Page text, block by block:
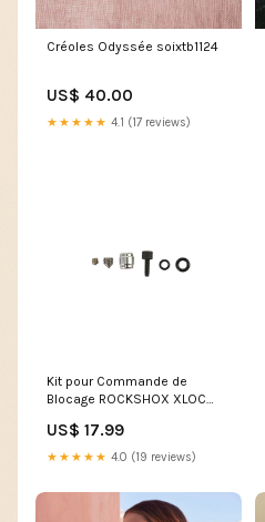
Créoles Odyssée soixtb1124
US$ 40.00
★★★★★ 4.1 (17 reviews)
Kit pour Commande de
Blocage ROCKSHOX XLOC
#11.4318.001.000 Drop
US$ 17.99
★★★★★ 4.0 (19 reviews)